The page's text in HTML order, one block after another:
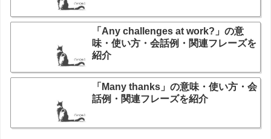
「Any challenges at work?」の意
味・使い方・会話例・関連フレーズを
紹介
「Many thanks」の意味・使い方・会
話例・関連フレーズを紹介